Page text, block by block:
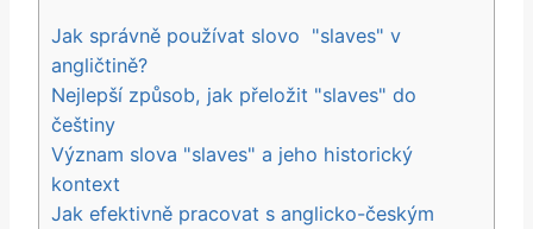
Jak správně používat slovo ⁣ "slaves" v
angličtině?
Nejlepší způsob, jak přeložit "slaves" do
⁢češtiny
Význam slova "slaves" a jeho⁢ historický
kontext
Jak efektivně pracovat s anglicko-českým